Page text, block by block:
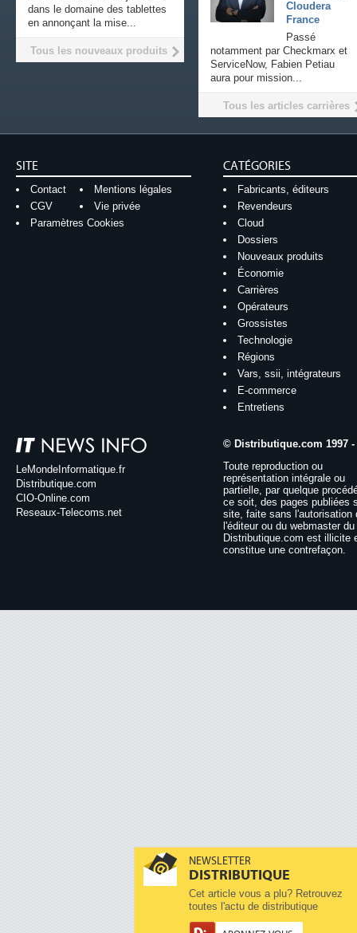
NEWSLETTER
DISTRIBUTIQUE
Cet article vous a plu? Retrouvez
toutes l'actu de distributique
Cloudera
France
Passé
notamment par Checkmarx et
ServiceNow, Fabien Petiau
aura pour mission...
Tous les articles carrières
dans le domaine des tablettes
en annonçant la mise...
Tous les nouveaux produits
SITE
Contact
Mentions légales
CGV
Vie privée
Paramètres Cookies
CATÉGORIES
Fabricants, éditeurs
Revendeurs
Cloud
Dossiers
Nouveaux produits
Économie
Carrières
Opérateurs
Grossistes
Technologie
Régions
Vars, ssii, intégrateurs
E-commerce
Entretiens
LeMondeInformatique.fr
Distributique.com
CIO-Online.com
Reseaux-Telecoms.net
© Distributique.com 1997 -
Toute reproduction ou
représentation intégrale ou
partielle, par quelque
ce soit, des pages publiées
site, faite sans l'autorisation
l'éditeur ou du webmaster
Distributique.com est illicite
constitue une contrefaçon.